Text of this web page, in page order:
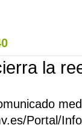
la
Portal/